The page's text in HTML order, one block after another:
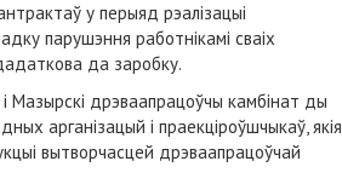
у перыяд рэалізацыі
парушэння работнікамі сваіх
да заробку.
Мазырскі дрэваапрацоўчы камбінат ды
арганізацый і праекціроўшчыкаў, якія
вытворчасцей дрэваапрацоўчай